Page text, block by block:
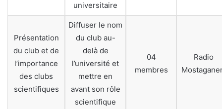
universitaire
Présentation
du club et de
l’importance
des clubs
scientifiques
Diffuser le nom
du club au-
delà de
l’université et
mettre en
avant son rôle
scientifique
04
membres
Radio